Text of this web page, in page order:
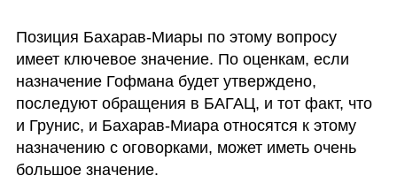
Позиция Бахарав-Миары по этому вопросу
имеет ключевое значение. По оценкам, если
назначение Гофмана будет утверждено,
последуют обращения в БАГАЦ, и тот факт, что
и Грунис, и Бахарав-Миара относятся к этому
назначению с оговорками, может иметь очень
большое значение.